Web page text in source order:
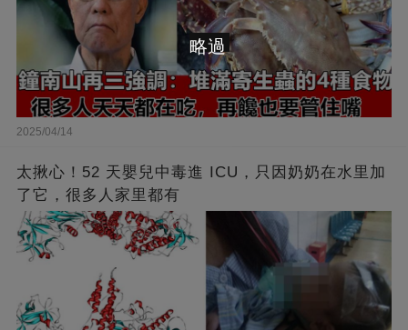
2025/04/14
太揪心！52 天嬰兒中毒進 ICU，只因奶奶在水里加
了它，很多人家里都有
略過